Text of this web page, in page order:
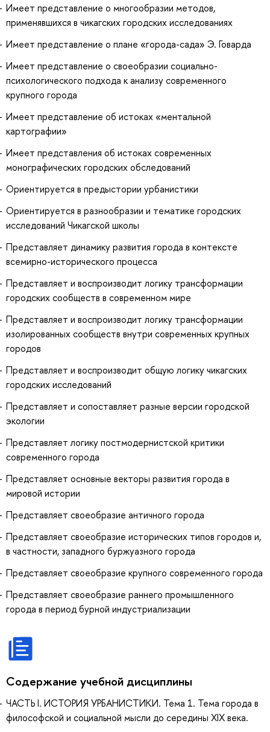
Имеет представление о многообразии методов,
применявшихся в чикагских городских исследованиях
Имеет представление о плане «города-сада» Э. Говарда
Имеет представление о своеобразии социально-
психологического подхода к анализу современного
крупного города
Имеет представление об истоках «ментальной
картографии»
Имеет представления об истоках современных
монографических городских обследований
Ориентируется в предыстории урбанистики
Ориентируется в разнообразии и тематике городских
исследований Чикагской школы
Представляет динамику развития города в контексте
всемирно-исторического процесса
Представляет и воспроизводит логику трансформации
городских сообществ в современном мире
Представляет и воспроизводит логику трансформации
изолированных сообществ внутри современных крупных
городов
Представляет и воспроизводит общую логику чикагских
городских исследований
Представляет и сопоставляет разные версии городской
экологии
Представляет логику постмодернистской критики
современного города
Представляет основные векторы развития города в
мировой истории
Представляет своеобразие античного города
Представляет своеобразие исторических типов городов и,
в частности, западного буржуазного города
Представляет своеобразие крупного современного города
Представляет своеобразие раннего промышленного
города в период бурной индустриализации
Содержание учебной дисциплины
ЧАСТЬ I. ИСТОРИЯ УРБАНИСТИКИ. Тема 1. Тема города в
философской и социальной мысли до середины XIX века.